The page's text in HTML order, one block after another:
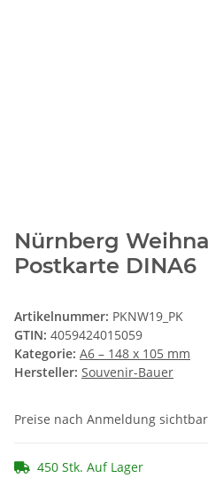
Nürnberg
Postkarte DINA6
Artikelnummer: PKNW19_PK
GTIN: 4059424015059
Kategorie: A6 – 148 x 105 mm
Hersteller: Souvenir-Bauer
Preise nach Anmeldung sichtbar
450 Stk. Auf Lager